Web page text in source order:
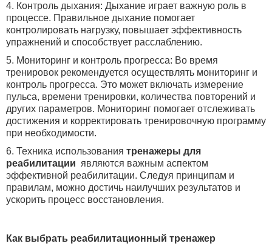
4. Контроль дыхания: Дыхание играет важную роль в
процессе. Правильное дыхание помогает
контролировать нагрузку, повышает эффективность
упражнений и способствует расслаблению.
5. Мониторинг и контроль прогресса: Во время
тренировок рекомендуется осуществлять мониторинг и
контроль прогресса. Это может включать измерение
пульса, времени тренировки, количества повторений и
других параметров. Мониторинг помогает отслеживать
достижения и корректировать тренировочную программу
при необходимости.
6. Техника использования тренажеры для
реабилитации являются важным аспектом
эффективной реабилитации. Следуя принципам и
правилам, можно достичь наилучших результатов и
ускорить процесс восстановления.
Как выбрать реабилитационный тренажер